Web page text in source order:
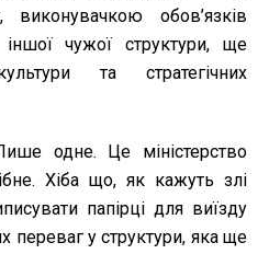
обов’язків
чужої структури, ще
та стратегічних
одне. Це міністерство
Хіба що, як кажуть злі
папірці для виїзду
переваг у структури, яка ще